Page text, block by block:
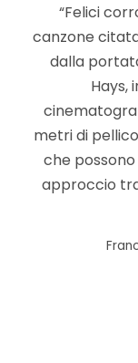
“Felici
canzone
dalla
Hays,
metri di
che
approccio
by